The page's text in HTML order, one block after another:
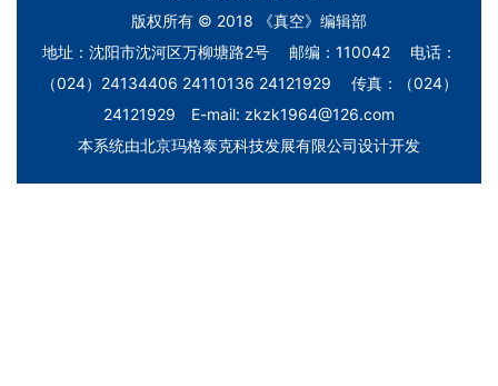
版权所有 © 2018 《真空》编辑部
地址：沈阳市沈河区万柳塘路2号 邮编：110042 电话：
（024）24134406 24110136 24121929 传真：（024）
24121929 E-mail: zkzk1964@126.com
本系统由北京玛格泰克科技发展有限公司设计开发